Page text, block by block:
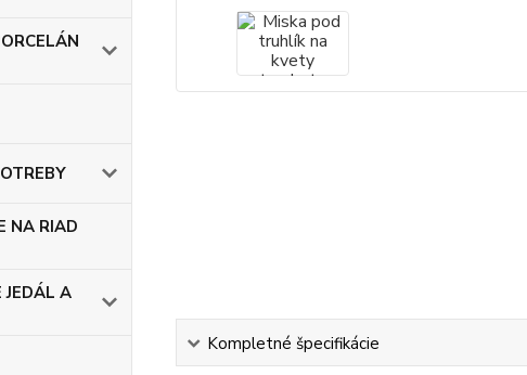
NA RIAD
JEDÁL A
Kompletné špecifikácie